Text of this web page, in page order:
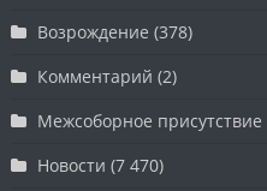
Возрождение (378)
Комментарий (2)
Межсоборное присутствие
Новости (7 470)